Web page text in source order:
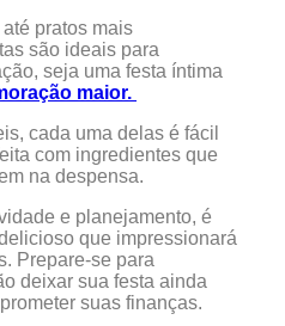
pratos mais
são ideais para
seja uma festa íntima
maior.
cada uma delas é fácil
com ingredientes que
na despensa.
e planejamento, é
que impressionará
Prepare-se para
deixar sua festa ainda
suas finanças.